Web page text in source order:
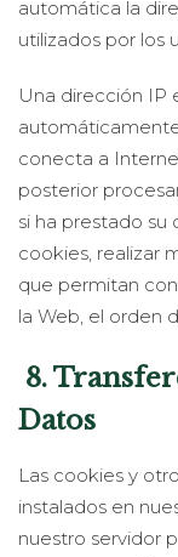
automática la
utilizados por los
Una dirección IP
conecta a
posterior
si ha prestado su
cookies, realizar
que permitan
la Web, el orden
8.
Datos
Las cookies y
instalados en
nuestro servidor